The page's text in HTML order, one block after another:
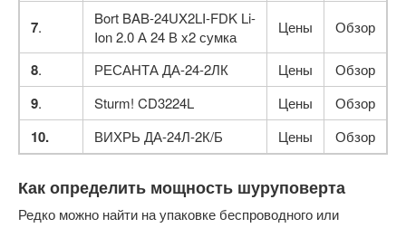
7.
Bort BAB-24UX2LI-FDK Li-
Ion 2.0 А 24 В х2 сумка
Цены Обзор
8. РЕСАНТА ДА-24-2ЛК Цены Обзор
9. Sturm! CD3224L Цены Обзор
10. ВИХРЬ ДА-24Л-2К/Б Цены Обзор
Как определить мощность шуруповерта
Редко можно найти на упаковке беспроводного или